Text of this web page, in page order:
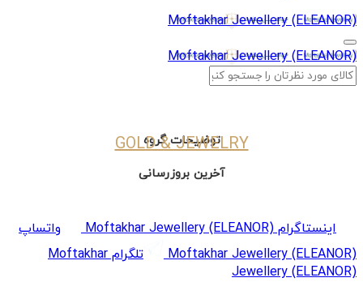
Moftakhar Jewellery (ELEANOR)
Moftakhar Jewellery (ELEANOR)
توضیحات گروه
آخرین بروزرسانی
GOLD & JEWELRY
اینستاگرام Moftakhar Jewellery (ELEANOR)
واتساپ
Moftakhar Jewellery (ELEANOR)
تلگرام Moftakhar
Jewellery (ELEANOR)